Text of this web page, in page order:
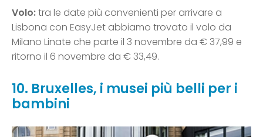
Volo:tra le date più convenienti per arrivare a
Lisbona con EasyJet abbiamo trovato il volo da
Milano Linate che parte il 3 novembre da € 37,99 e
ritorno il 6 novembre da € 33,49.
10. Bruxelles, i musei più belli per i
bambini